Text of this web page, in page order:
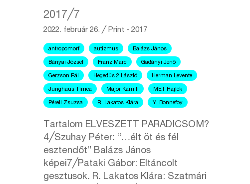
2017╱7
2022. február 26. ╱ Print - 2017
antropomorf autizmus Balázs János
Bányai József Franz Marc Gadányi Jenő
Gerzson Pál Hegedűs 2 László Herman Levente
Junghaus Tímea Major Kamill MET Hajlék
Péreli Zsuzsa R. Lakatos Klára Y. Bonnefoy
Tartalom ELVESZETT PARADICSOM?
4╱Szuhay Péter: “…élt öt és fél
esztendőt” Balázs János
képei7╱Pataki Gábor: Eltáncolt
gesztusok. R. Lakatos Klára: Szatmári